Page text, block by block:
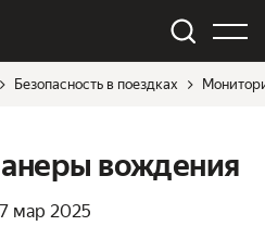
Безопасность в поездках
вождения
мар 2025